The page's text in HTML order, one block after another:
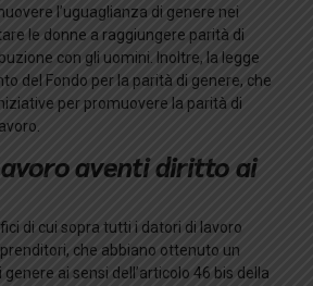
l’uguaglianza di genere nei
le donne a raggiungere parità di
con gli uomini. Inoltre, la legge
del Fondo per la parità di genere, che
per promuovere la parità di
aventi diritto ai
di cui sopra tutti i datori di lavoro
che abbiano ottenuto un
ai sensi dell’articolo 46 bis della